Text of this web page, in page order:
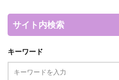
サイト内検索
キーワード